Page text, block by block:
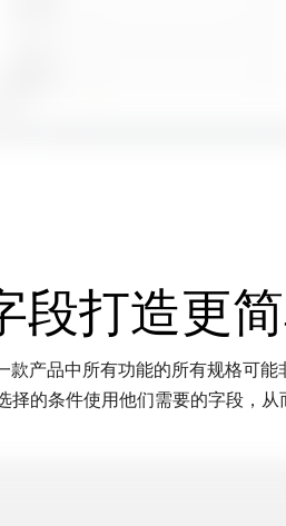
段打造更
产品中所有功能的所有规格可能
择的条件使用他们需要的字段，从